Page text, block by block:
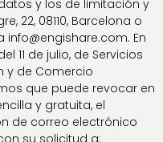
y los de limitación y
22, 08110, Barcelona o
En
11 de julio, de Servicios
y de Comercio
que puede revocar en
y gratuita, el
de correo electrónico
su solicitud a: